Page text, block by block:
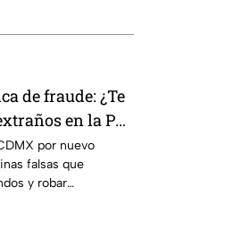
de fraude: ¿Te
en la PC?
del
por nuevo
falsas que
y robar